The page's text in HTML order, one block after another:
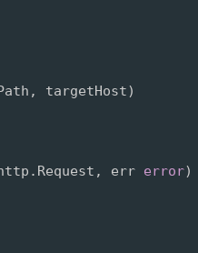
, targetHost)
. Request , err error)